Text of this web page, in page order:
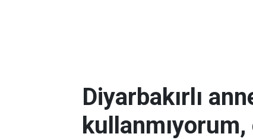
Diyarbakırlı
kullanmıyorum,